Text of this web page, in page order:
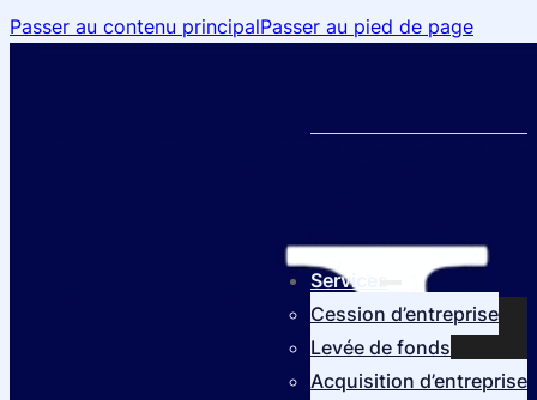
Passer au contenu principalPasser au pied de page
Services
Cession d’entreprise
Levée de fonds
Acquisition d’entreprise